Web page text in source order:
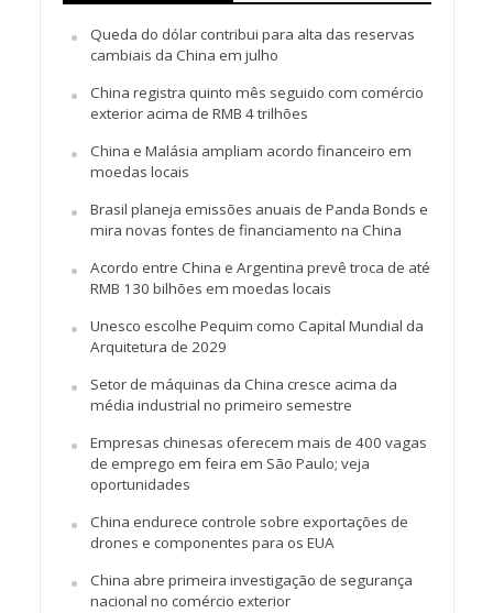
Queda do dólar contribui para alta das reservas
cambiais da China em julho
China registra quinto mês seguido com comércio
exterior acima de RMB 4 trilhões
China e Malásia ampliam acordo financeiro em
moedas locais
Brasil planeja emissões anuais de Panda Bonds e
mira novas fontes de financiamento na China
Acordo entre China e Argentina prevê troca de até
RMB 130 bilhões em moedas locais
Unesco escolhe Pequim como Capital Mundial da
Arquitetura de 2029
Setor de máquinas da China cresce acima da
média industrial no primeiro semestre
Empresas chinesas oferecem mais de 400 vagas
de emprego em feira em São Paulo; veja
oportunidades
China endurece controle sobre exportações de
drones e componentes para os EUA
China abre primeira investigação de segurança
nacional no comércio exterior